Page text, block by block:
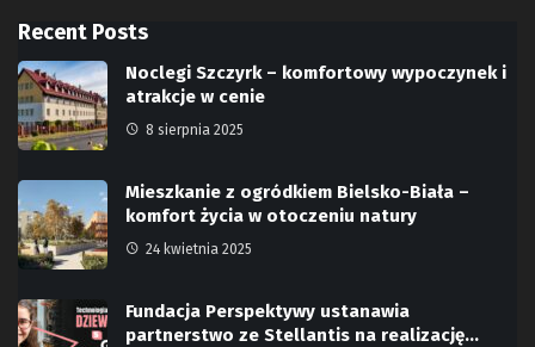
Recent Posts
Noclegi Szczyrk – komfortowy wypoczynek i
atrakcje w cenie
8 sierpnia 2025
Mieszkanie z ogródkiem Bielsko-Biała –
komfort życia w otoczeniu natury
24 kwietnia 2025
Fundacja Perspektywy ustanawia
partnerstwo ze Stellantis na realizację…